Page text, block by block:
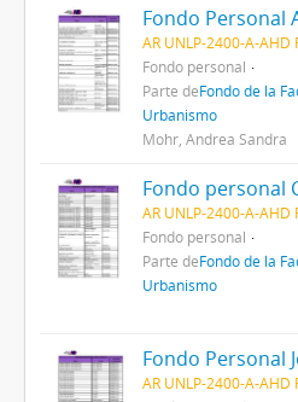
Fondo Personal
AR UNLP-2400-A-AHD
Fondo personal
Parte deFondo de la
Urbanismo
Mohr, Andrea Sandra
Fondo personal
AR UNLP-2400-A-AHD
Fondo personal
Parte deFondo de la
Urbanismo
Fondo Personal
AR UNLP-2400-A-AHD